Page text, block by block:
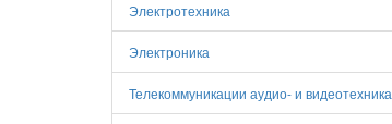
Электротехника
Электроника
Телекоммуникации аудио- и видеотехника